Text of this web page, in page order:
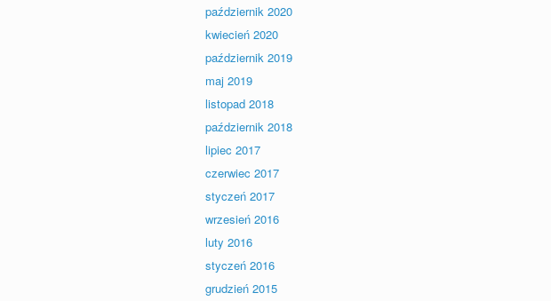
październik 2020
kwiecień 2020
październik 2019
maj 2019
listopad 2018
październik 2018
lipiec 2017
czerwiec 2017
styczeń 2017
wrzesień 2016
luty 2016
styczeń 2016
grudzień 2015